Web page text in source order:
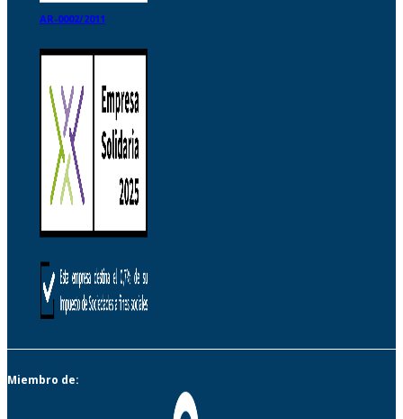
AR-0002/2011
Miembro de: